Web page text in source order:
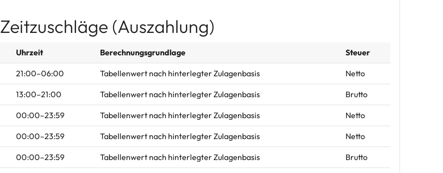
Zeitzuschläge (Auszahlung)
Uhrzeit Berechnungsgrundlage Steuer
21:00–06:00 Tabellenwert nach hinterlegter Zulagenbasis Netto
13:00–21:00 Tabellenwert nach hinterlegter Zulagenbasis Brutto
00:00–23:59 Tabellenwert nach hinterlegter Zulagenbasis Netto
00:00–23:59 Tabellenwert nach hinterlegter Zulagenbasis Netto
00:00–23:59 Tabellenwert nach hinterlegter Zulagenbasis Brutto